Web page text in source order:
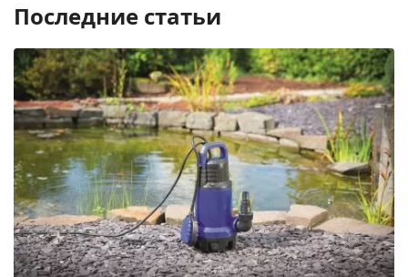
Последние статьи